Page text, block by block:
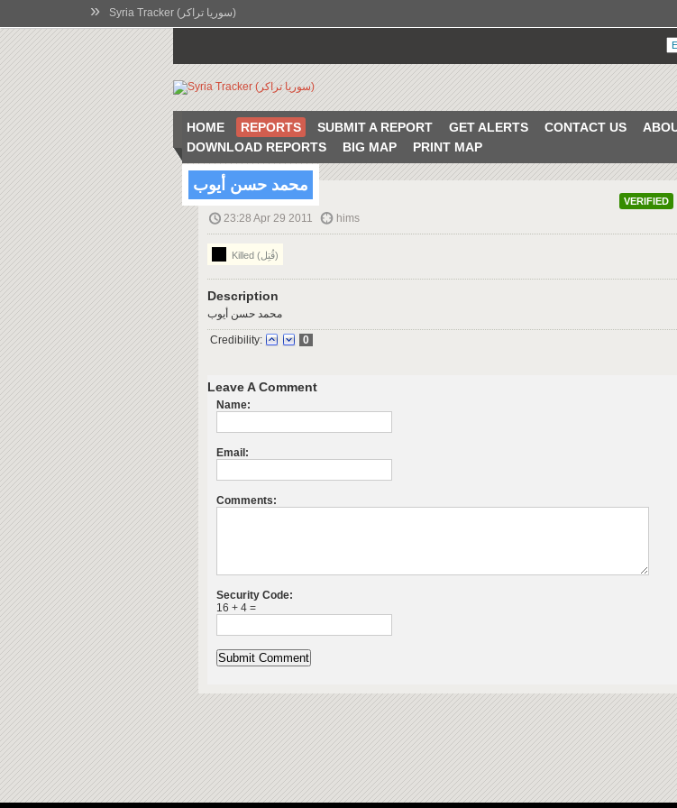
» Syria Tracker (سوريا تراكر)
HOME REPORTS SUBMIT A REPORT GET ALERTS CONTACT US
DOWNLOAD REPORTS
BIG MAP PRINT MAP
VERIFIED
محمد حسن أيوب
23:28 Apr 29 2011 hims
Killed (قُتِل)
Description
محمد حسن أيوب
Credibility: 0
Leave A Comment
Name:
Email:
Comments:
Security Code:
16 + 4 =